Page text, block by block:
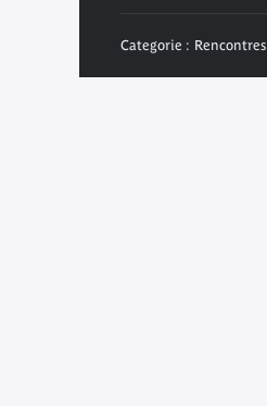
Categorie : Rencontres